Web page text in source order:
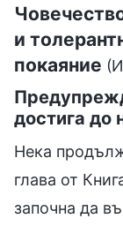
и
покаяние
достига до
Нека
глава от
започна да